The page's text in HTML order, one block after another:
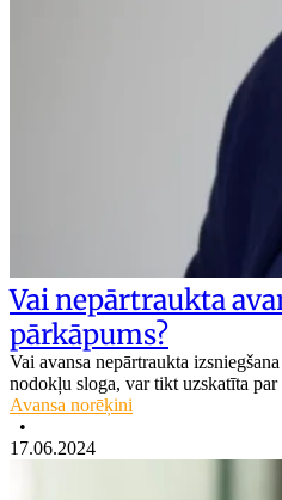
Vai nepārtraukta
pārkāpums?
Vai avansa nepārtraukta
nodokļu sloga, var tikt uzskatīta par
Avansa norēķini
•
17.06.2024